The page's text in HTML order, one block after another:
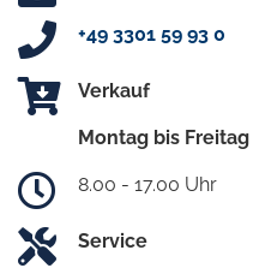
+49 3301 59 93 0
Verkauf
Montag bis Freitag
8.00 - 17.00 Uhr
Service